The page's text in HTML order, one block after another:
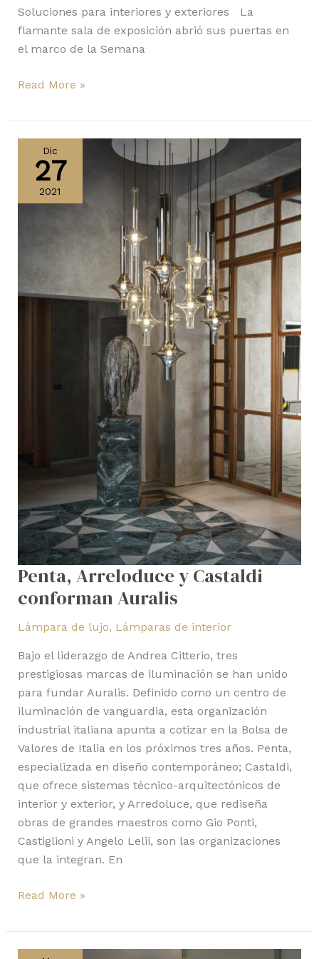
Soluciones para interiores y exteriores La
flamante sala de exposición abrió sus puertas en
el marco de la Semana
Read More »
Dic
27
2021
Penta, Arreloduce y Castaldi
conforman Auralis
Lámpara de lujo, Lámparas de interior
Bajo el liderazgo de Andrea Citterio, tres
prestigiosas marcas de iluminación se han unido
para fundar Auralis. Definido como un centro de
iluminación de vanguardia, esta organización
industrial italiana apunta a cotizar en la Bolsa de
Valores de Italia en los próximos tres años. Penta,
especializada en diseño contemporáneo; Castaldi,
que ofrece sistemas técnico-arquitectónicos de
interior y exterior, y Arredoluce, que rediseña
obras de grandes maestros como Gio Ponti,
Castiglioni y Angelo Lelii, son las organizaciones
que la integran. En
Arreloduce
Castaldi
conforman
Read More »